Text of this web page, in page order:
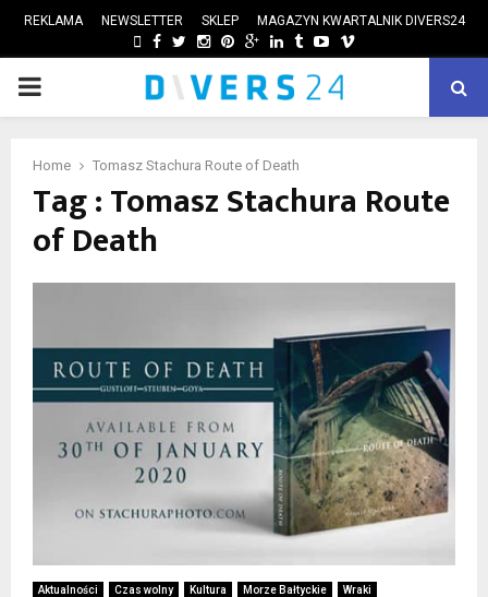
REKLAMA NEWSLETTER SKLEP MAGAZYN KWARTALNIK DIVERS24
FACEBOOK
TWITTER
INSTAGRAM
PINTEREST
GOOGLE
LINKEDIN
TUMBLRYOUTUBE
VIMEO
PRIMARY
Home Tomasz Stachura Route of Death
Tag : Tomasz Stachura Route
of Death
Aktualności Czas wolny Kultura Morze Bałtyckie Wraki